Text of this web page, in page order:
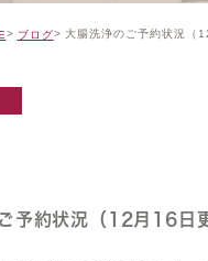
ブログ 大腸洗浄のご予約状況（
予約状況（12月16日